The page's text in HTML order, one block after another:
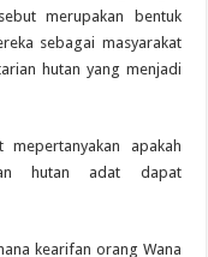
merupakan bentuk
sebagai masyarakat
hutan yang menjadi
apakah
hutan adat dapat
kearifan orang Wana